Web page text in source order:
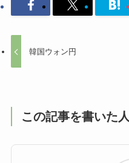
韓国ウォン円
この記事を書いた人